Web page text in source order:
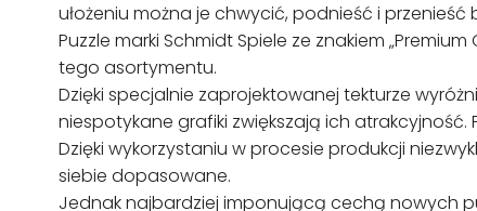
ułożeniu można je chwycić, podnieść i przenieść
Puzzle marki Schmidt Spiele ze znakiem
tego asortymentu.
Dzięki specjalnie zaprojektowanej tekturze
niespotykane grafiki zwiększają ich atrakcyjność.
Dzięki wykorzystaniu w procesie produkcji
siebie dopasowane.
Jednak najbardziej imponującą cechą nowych